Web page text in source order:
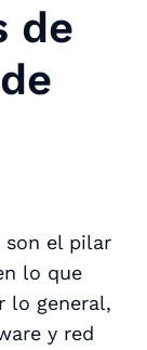
de
son el pilar
lo que
lo general,
y red